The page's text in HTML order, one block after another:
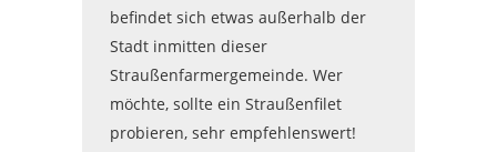
befindet sich etwas außerhalb der
Stadt inmitten dieser
Straußenfarmergemeinde. Wer
möchte, sollte ein Straußenfilet
probieren, sehr empfehlenswert!